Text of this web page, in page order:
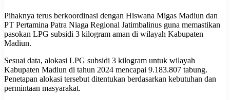
Pihaknya terus berkoordinasi dengan Hiswana Migas Madiun dan
PT Pertamina Patra Niaga Regional Jatimbalinus guna memastikan
pasokan LPG subsidi 3 kilogram aman di wilayah Kabupaten
Madiun.
Sesuai data, alokasi LPG subsidi 3 kilogram untuk wilayah
Kabupaten Madiun di tahun 2024 mencapai 9.183.807 tabung.
Penetapan alokasi tersebut ditentukan berdasarkan kebutuhan dan
permintaan masyarakat.